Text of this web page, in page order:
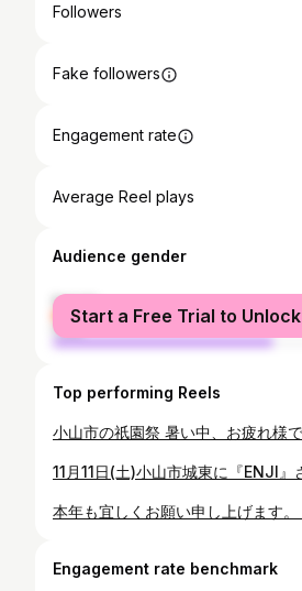
Followers
Fake followers
Engagement rate
Average Reel plays
Audience gender
female
male
Start a Free Trial to Unlock
Top performing Reels
Engagement rate benchmark